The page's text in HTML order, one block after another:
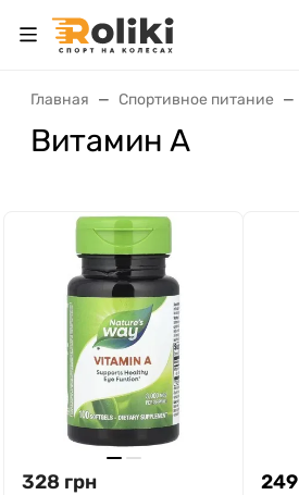
Главная Спортивное питание
Витамин A
328 грн 249